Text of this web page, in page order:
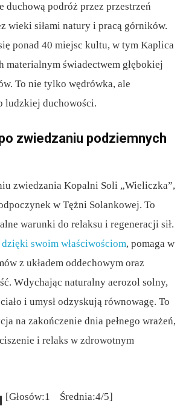
duchową podróż przez przestrzeń
wieki siłami natury i pracą górników.
ponad 40 miejsc kultu, w tym Kaplica
materialnym świadectwem głębokiej
To nie tylko wędrówka, ale
ludzkiej duchowości.
zwiedzaniu podziemnych
zwiedzania Kopalni Soli „Wieliczka”,
w Tężni Solankowej. To
warunki do relaksu i regeneracji sił.
swoim właściwościom, pomaga w
z układem oddechowym oraz
Wdychając naturalny aerozol solny,
i umysł odzyskują równowagę. To
na zakończenie dnia pełnego wrażeń,
i relaks w zdrowotnym
[Głosów:1 Średnia:4/5]